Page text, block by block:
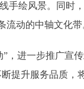
手绘风景。同时
流动的中轴文化带
进一步推广宣传
断提升服务品质，